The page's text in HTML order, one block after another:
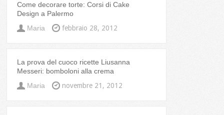
Come decorare torte: Corsi di Cake
Design a Palermo
Maria
febbraio 28, 2012
La prova del cuoco ricette Liusanna
Messeri: bomboloni alla crema
Maria
novembre 21, 2012